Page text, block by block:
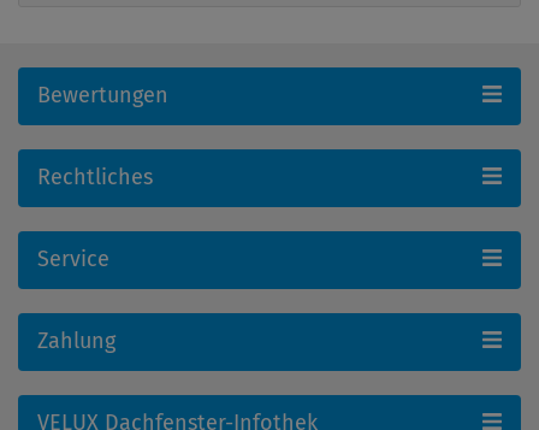
Bewertungen
Rechtliches
Service
Zahlung
VELUX Dachfenster-Infothek